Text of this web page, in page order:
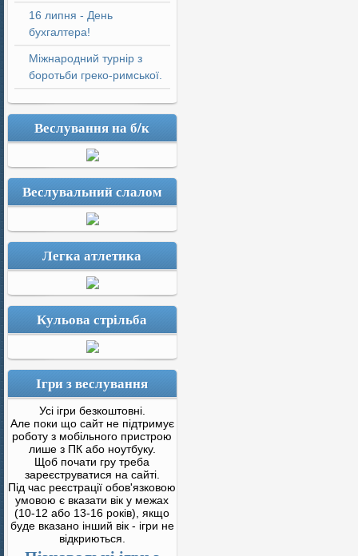
16 липня - День
бухгалтера!
Міжнародний турнір з
боротьби греко-римської.
Веслування на б/к
Веслувальний слалом
Легка атлетика
Кульова стрільба
Ігри з веслування
Усі ігри безкоштовні.
Але поки що сайт не підтримує
роботу з мобільного пристрою
лише з ПК або ноутбуку.
Щоб почати гру треба
зареєструватися на сайті.
Під час реєстрації обов'язковою
умовою є вказати вік у межах
(10-12 або 13-16 років), якщо
буде вказано інший вік - ігри не
відкриються.